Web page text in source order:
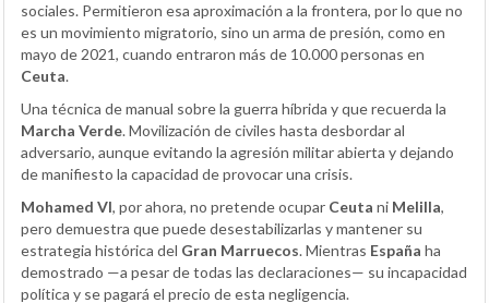
sociales. Permitieron esa aproximación a la frontera, por lo que no
es un movimiento migratorio, sino un arma de presión, como en
mayo de 2021, cuando entraron más de 10.000 personas en
Ceuta.
Una técnica de manual sobre la guerra híbrida y que recuerda la
Marcha Verde. Movilización de civiles hasta desbordar al
adversario, aunque evitando la agresión militar abierta y dejando
de manifiesto la capacidad de provocar una crisis.
Mohamed VI, por ahora, no pretende ocupar Ceuta ni Melilla,
pero demuestra que puede desestabilizarlas y mantener su
estrategia histórica del Gran Marruecos. Mientras España ha
demostrado —a pesar de todas las declaraciones— su incapacidad
política y se pagará el precio de esta negligencia.